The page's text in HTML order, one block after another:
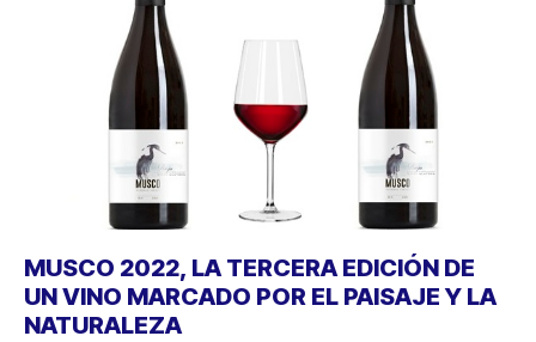
MUSCO 2022, LA TERCERA EDICIÓN DE
UN VINO MARCADO POR EL PAISAJE Y LA
NATURALEZA